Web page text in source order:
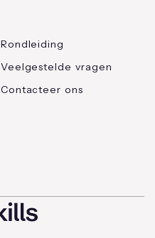
Rondleiding
Veelgestelde vragen
Contacteer ons